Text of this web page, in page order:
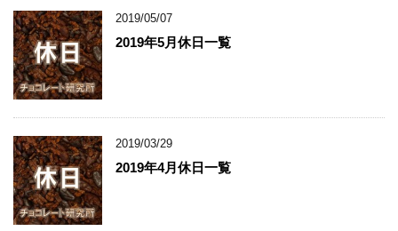
2019/05/07
2019年5月休日一覧
2019/03/29
2019年4月休日一覧